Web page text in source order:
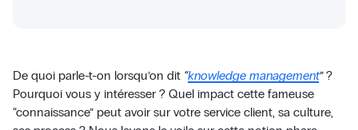
De quoi parle-t-on lorsqu’on dit “knowledge management”?
Pourquoi vous y intéresser ? Quel impact cette fameuse
“connaissance” peut avoir sur votre service client, sa culture,